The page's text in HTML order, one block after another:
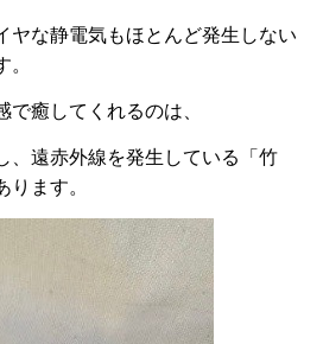
ヤな静電気もほとんど発生しない
癒してくれるのは、
、遠赤外線を発生している「竹
ます。